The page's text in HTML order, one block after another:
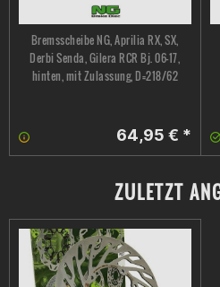
Bremsscheibe NG, Aprilia RX, SX,
Derbi Senda, Gilera RCR Bj. 06-17,
hinten, mit Zulassung, D=218/62
64,95 € *
ZULETZT